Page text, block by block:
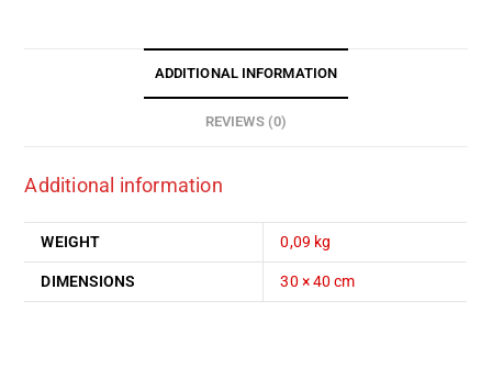
ADDITIONAL INFORMATION
REVIEWS (0)
Additional information
WEIGHT 0,09 kg
DIMENSIONS 30 × 40 cm